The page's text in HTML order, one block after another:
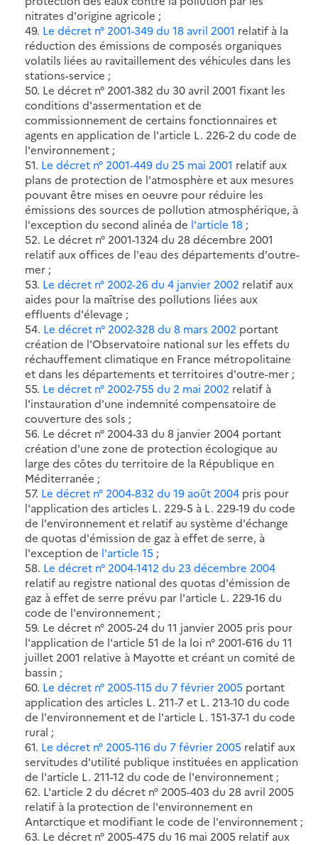
nitrates d'origine agricole ;
49. Le décret n° 2001-349 du 18 avril 2001 relatif à la
réduction des émissions de composés organiques
volatils liées au ravitaillement des véhicules dans les
stations-service ;
50. Le décret n° 2001-382 du 30 avril 2001 fixant les
conditions d'assermentation et de
commissionnement de certains fonctionnaires et
agents en application de l'article L. 226-2 du code de
l'environnement ;
51. Le décret n° 2001-449 du 25 mai 2001 relatif aux
plans de protection de l'atmosphère et aux mesures
pouvant être mises en oeuvre pour réduire les
émissions des sources de pollution atmosphérique, à
l'exception du second alinéa de l'article 18 ;
52. Le décret n° 2001-1324 du 28 décembre 2001
relatif aux offices de l'eau des départements d'outre-
mer ;
53. Le décret n° 2002-26 du 4 janvier 2002 relatif aux
aides pour la maîtrise des pollutions liées aux
effluents d'élevage ;
54. Le décret n° 2002-328 du 8 mars 2002 portant
création de l'Observatoire national sur les effets du
réchauffement climatique en France métropolitaine
et dans les départements et territoires d'outre-mer ;
55. Le décret n° 2002-755 du 2 mai 2002 relatif à
l'instauration d'une indemnité compensatoire de
couverture des sols ;
56. Le décret n° 2004-33 du 8 janvier 2004 portant
création d'une zone de protection écologique au
large des côtes du territoire de la République en
Méditerranée ;
57. Le décret n° 2004-832 du 19 août 2004 pris pour
l'application des articles L. 229-5 à L. 229-19 du code
de l'environnement et relatif au système d'échange
de quotas d'émission de gaz à effet de serre, à
l'exception de l'article 15 ;
58. Le décret n° 2004-1412 du 23 décembre 2004
relatif au registre national des quotas d'émission de
gaz à effet de serre prévu par l'article L. 229-16 du
code de l'environnement ;
59. Le décret n° 2005-24 du 11 janvier 2005 pris pour
l'application de l'article 51 de la loi n° 2001-616 du 11
juillet 2001 relative à Mayotte et créant un comité de
bassin ;
60. Le décret n° 2005-115 du 7 février 2005 portant
application des articles L. 211-7 et L. 213-10 du code
de l'environnement et de l'article L. 151-37-1 du code
rural ;
61. Le décret n° 2005-116 du 7 février 2005 relatif aux
servitudes d'utilité publique instituées en application
de l'article L. 211-12 du code de l'environnement ;
62. L'article 2 du décret n° 2005-403 du 28 avril 2005
relatif à la protection de l'environnement en
Antarctique et modifiant le code de l'environnement ;
63. Le décret n° 2005-475 du 16 mai 2005 relatif aux